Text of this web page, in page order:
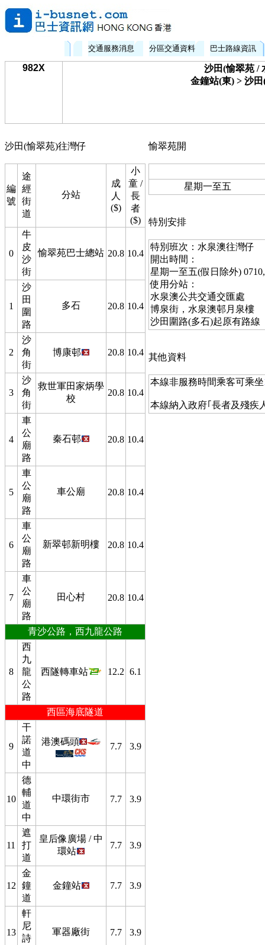
交通服務消息 分區交通資料 巴士路線資訊
982X
沙田(愉翠苑 /
金鐘站(東) > 沙
沙田(愉翠苑)往灣仔
編
號
途
經
街
道
分站
成
人
($)
小
童 /
長
者
($)
0
牛
皮
沙
街
愉翠苑巴士總站 20.8 10.4
1
沙
田
圍
路
多石 20.8 10.4
2
沙
角
街
博康邨 20.8 10.4
3
沙
角
街
救世軍田家炳學
校
20.8 10.4
4
車
公
廟
路
秦石邨 20.8 10.4
5
車
公
廟
路
車公廟 20.8 10.4
6
車
公
廟
路
新翠邨新明樓 20.8 10.4
7
車
公
廟
路
田心村 20.8 10.4
青沙公路，西九龍公路
8
西
九
龍
公
路
西隧轉車站 12.2 6.1
西區海底隧道
9
干
諾
道
中
港澳碼頭 7.7 3.9
10
德
輔
道
中
中環街市 7.7 3.9
11
遮
打
道
皇后像廣場 / 中
環站
7.7 3.9
12
金
鐘
道
金鐘站 7.7 3.9
13
軒
尼
詩
軍器廠街 7.7 3.9
愉翠苑開
星期一至五
特別安排
特別班次：水泉澳往灣仔
開出時間：
星期一至五(假日除外) 0710,
使用分站：
水泉澳公共交通交匯處
博泉街，水泉澳邨月泉樓
沙田圍路(多石)起原有路線
其他資料
本線非服務時間乘客可乘坐
本線納入政府｢長者及殘疾